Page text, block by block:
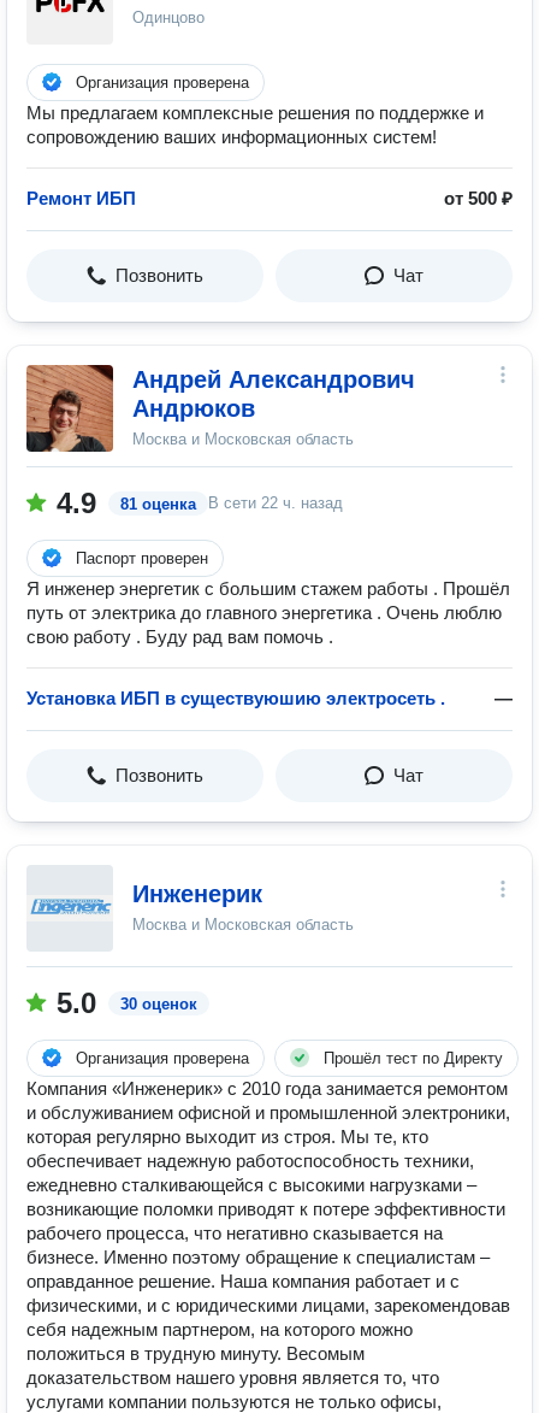
Одинцово
Организация проверена
Мы предлагаем комплексные решения по поддержке и
сопровождению ваших информационных систем!
Ремонт ИБП от 500 ₽
Позвонить Чат
Андрей Александрович
Андрюков
Москва и Московская область
4.9 81 оценка В сети 22 ч. назад
Паспорт проверен
Я инженер энергетик с большим стажем работы . Прошёл
путь от электрика до главного энергетика . Очень люблю
свою работу . Буду рад вам помочь .
Установка ИБП в существуюшию электросеть . —
Позвонить Чат
Инженерик
Москва и Московская область
5.0 30 оценок
Организация проверена Прошёл тест по Директу
Компания «Инженерик» с 2010 года занимается ремонтом
и обслуживанием офисной и промышленной электроники,
которая регулярно выходит из строя. Мы те, кто
обеспечивает надежную работоспособность техники,
ежедневно сталкивающейся с высокими нагрузками –
возникающие поломки приводят к потере эффективности
рабочего процесса, что негативно сказывается на
бизнесе. Именно поэтому обращение к специалистам –
оправданное решение. Наша компания работает и с
физическими, и с юридическими лицами, зарекомендовав
себя надежным партнером, на которого можно
положиться в трудную минуту. Весомым
доказательством нашего уровня является то, что
услугами компании пользуются не только офисы,